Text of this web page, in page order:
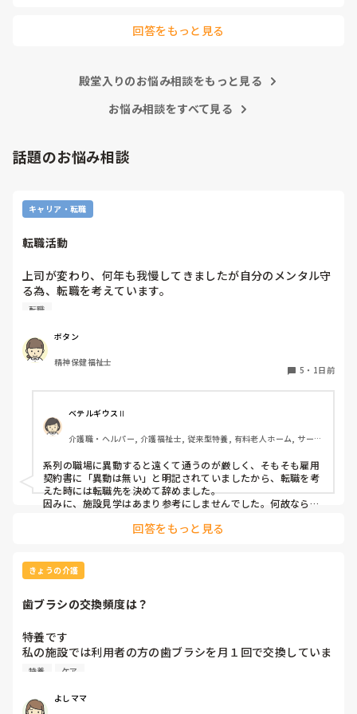
あたりまえの様に前残業・残業手当ては
あまりにも酷いと感じています。
皆さんのご意見を頂ければと思います。
回答をもっと見る
殿堂入りのお悩み相談をもっと見る
お悩み相談をすべて見る
話題のお悩み相談
キャリア・転職
転職活動
上司が変わり、何年も我慢してきましたが自分のメンタル守
る為、転職を考えています。
納得できる仕事に出会うまでの間
②系列の他職場に移動する
皆さんならどうしますか？
転職
ボタン
精神保健福祉士
5 ・ 1日前
ベテルギウスⅡ
介護職・ヘルパー, 介護福祉士, 従来型特養, 有料老人ホーム, サービ
ット型特養
系列の職場に異動すると遠くて通うのが厳しく、そもそも雇用
契約書に「異動は無い」と明記されていましたから、転職を考
えた時には転職先を決めて辞めました。
因みに、施設見学はあまり参考にしませんでした。何故なら、
断出来ないからです。職場の人間関係は働いてみないと分かり
回答をもっと見る
きょうの介護
歯ブラシの交換頻度は？
特養です
私の施設では利用者の方の歯ブラシを月１回で交換していま
す、みなさんのところはどれくらいの頻度で交換されていま
特養 ケア
よしママ